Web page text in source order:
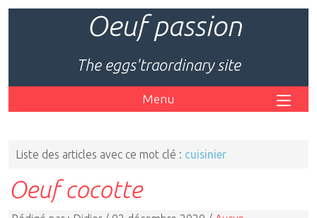
Oeuf passion
The eggs'traordinary site
Menu
Liste des articles avec ce mot clé : cuisinier
Oeuf cocotte